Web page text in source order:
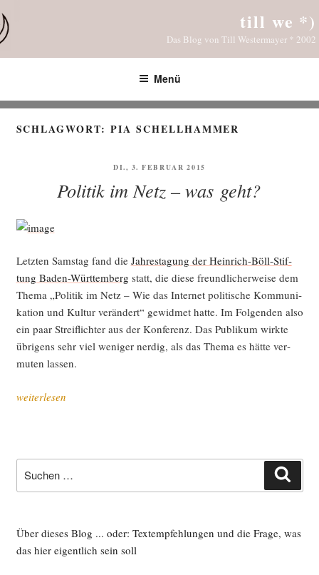
Inhalt
springen
till we *)
Das Blog von Till Westermayer * 2002
Menü
SCHLAGWORT:PIA SCHELLHAMMER
VERÖFFENTLICHT
DI., 3. FEBRUAR 2015
Politik im Netz – was geht?
Letz­ten Sams­tag fand die Jah­res­ta­gung der Hein­rich-Böll-Stif­
tung Baden-Würt­tem­berg statt, die die­se freund­li­cher­wei­se dem
The­ma „Poli­tik im Netz – Wie das Inter­net poli­ti­sche Kom­mu­ni­
ka­ti­on und Kul­tur ver­än­dert“ gewid­met hat­te. Im Fol­gen­den also
ein paar Streif­lich­ter aus der Kon­fe­renz. Das Publi­kum wirk­te
übri­gens sehr viel weni­ger nerdig, als das The­ma es hät­te ver­
mu­ten lassen.
„Poli­
–
was geht?“
weiterlesen
nach:
Über dieses Blog ... oder: Textempfehlungen und die Frage, was
das hier eigentlich sein soll